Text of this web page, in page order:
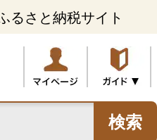
るさと納税サイト
検索